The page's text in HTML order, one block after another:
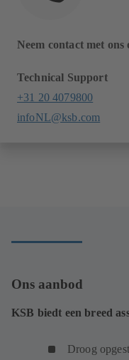
Neem contact met ons
Technical Support
+31 20 4079800
infoNL@ksb.com
Ons aanbod
KSB biedt een breed
Droog